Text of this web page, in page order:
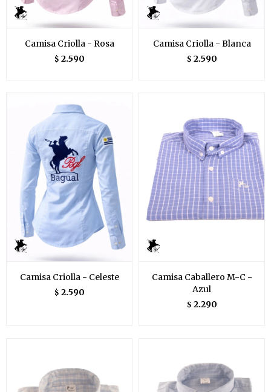
Camisa Criolla - Rosa
$ 2.590
Camisa Criolla - Blanca
$ 2.590
Camisa Criolla - Celeste
$ 2.590
Camisa Caballero M-C -
Azul
$ 2.290